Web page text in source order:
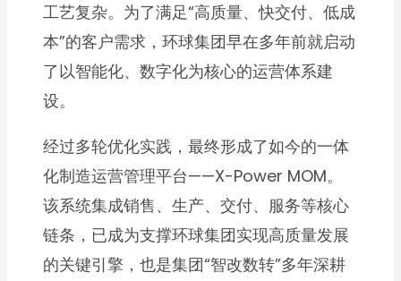
工艺复杂。为了满足“高质量、快交付、低成
本”的客户需求，环球集团早在多年前就启动
了以智能化、数字化为核心的运营体系建
设。
经过多轮优化实践，最终形成了如今的一体
化制造运营管理平台——X-Power MOM。
该系统集成销售、生产、交付、服务等核心
链条，已成为支撑环球集团实现高质量发展
的关键引擎，也是集团“智改数转”多年深耕